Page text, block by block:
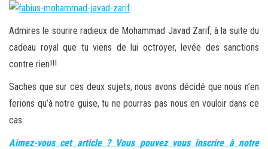
Admires le sourire radieux de Mohammad Javad Zarif, à la suite du
cadeau royal que tu viens de lui octroyer, levée des sanctions
contre rien!!!
Saches que sur ces deux sujets, nous avons décidé que nous n’en
ferions qu’à notre guise, tu ne pourras pas nous en vouloir dans ce
cas.
Aimez-vous cet article ? Vous pouvez vous inscrire à notre